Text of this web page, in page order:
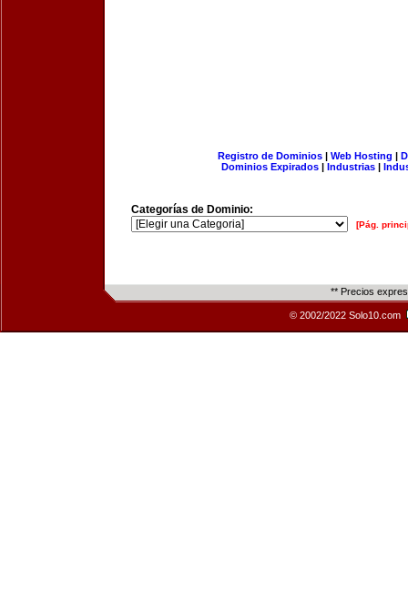
Registro de Dominios| Web Hosting |
Dominios Expirados | Industrias |
Categorías de Dominio:
[Pág.
** Precios
© 2002/2022 Solo10.com